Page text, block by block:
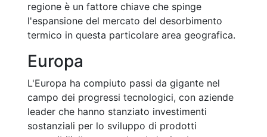
regione è un fattore chiave che spinge
l'espansione del mercato del desorbimento
termico in questa particolare area geografica.
Europa
L'Europa ha compiuto passi da gigante nel
campo dei progressi tecnologici, con aziende
leader che hanno stanziato investimenti
sostanziali per lo sviluppo di prodotti